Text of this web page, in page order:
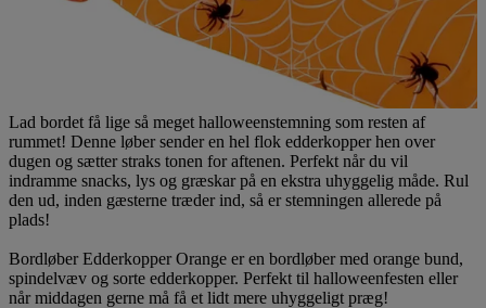
Lad bordet få lige så meget halloweenstemning som resten af
rummet! Denne løber sender en hel flok edderkopper hen over
dugen og sætter straks tonen for aftenen. Perfekt når du vil
indramme snacks, lys og græskar på en ekstra uhyggelig måde. Rul
den ud, inden gæsterne træder ind, så er stemningen allerede på
plads!
Bordløber Edderkopper Orange er en bordløber med orange bund,
spindelvæv og sorte edderkopper. Perfekt til halloweenfesten eller
når middagen gerne må få et lidt mere uhyggeligt præg!